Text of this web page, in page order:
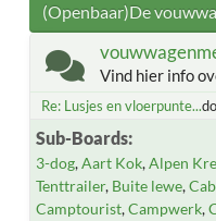
(Openbaar)De
Vind hier info
Re: Lusjes en vloerpunte...
Sub-Boards
3-dog Aart Kok Alpen
Tenttrailer Buite lewe
Camptourist Campwerk